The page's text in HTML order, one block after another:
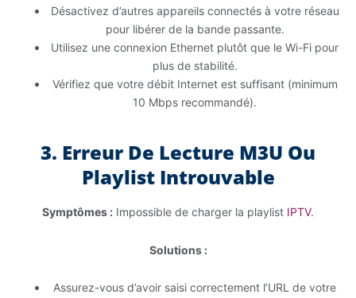
Désactivez d’autres appareils connectés à votre réseau
pour libérer de la bande passante.
Utilisez une connexion Ethernet plutôt que le Wi-Fi pour
plus de stabilité.
Vérifiez que votre débit Internet est suffisant (minimum
10 Mbps recommandé).
3. Erreur De Lecture M3U Ou
Playlist Introuvable
Symptômes : Impossible de charger la playlist IPTV.
Solutions :
Assurez-vous d’avoir saisi correctement l’URL de votre